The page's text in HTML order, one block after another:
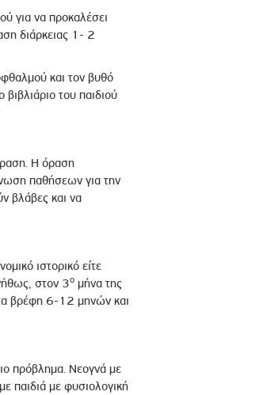
για να προκαλέσει
διάρκειας 1- 2
και τον βυθό
του παιδιού
Η όραση
παθήσεων για την
βλάβες και να
ιστορικό είτε
στον 3ομήνα της
βρέφη 6-12 μηνών και
πρόβλημα. Νεογνά με
παιδιά με φυσιολογική